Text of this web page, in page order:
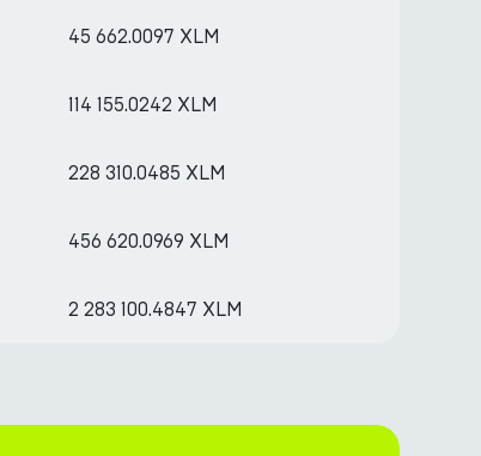
45 662.0097 XLM
114 155.0242 XLM
228 310.0485 XLM
456 620.0969 XLM
2 283 100.4847 XLM